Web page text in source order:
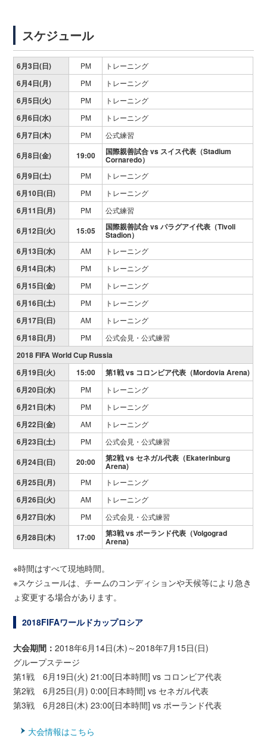
スケジュール
6月3日(日) PM トレーニング
6月4日(月) PM トレーニング
6月5日(火) PM トレーニング
6月6日(水) PM トレーニング
6月7日(木) PM 公式練習
6月8日(金) 19:00 国際親善試合 vs スイス代表（Stadium
Cornaredo）
6月9日(土)
PM トレーニング
6月10日(日) PM トレーニング
6月11日(月) PM 公式練習
6月12日(火) 15:05 国際親善試合 vsパラグアイ代表（Tivoli
Stadion）
6月13日(水)
AM トレーニング
6月14日(木) PM トレーニング
6月15日(金) PM トレーニング
6月16日(土) PM トレーニング
6月17日(日) AM トレーニング
6月18日(月) PM 公式会見・公式練習
2018 FIFA World Cup Russia
6月19日(火)
15:00
第1戦 vs コロンビア代表（Mordovia Arena)
6月20日(水)
PM トレーニング
6月21日(木) PM トレーニング
6月22日(金) AM トレーニング
6月23日(土) PM 公式会見・公式練習
6月24日(日) 20:00 第2戦vs セネガル代表（Ekaterinburg
Arena)
6月25日(月)
PM トレーニング
6月26日(火) AM トレーニング
6月27日(水) PM 公式会見・公式練習
6月28日(木) 17:00 第3戦vs ポーランド代表（Volgograd
Arena)
※時間はすべて現地時間。
※スケジュールは、チームのコンディションや天候等により急き
ょ変更する場合があります。
2018FIFAワールドカップロシア
大会期間：2018年6月14日(木)～2018年7月15日(日)
グループステージ
第1戦 6月19日(火) 21:00[日本時間] vs コロンビア代表
第2戦 6月25日(月) 0:00[日本時間] vs セネガル代表
第3戦 6月28日(木) 23:00[日本時間] vs ポーランド代表
大会情報はこちら